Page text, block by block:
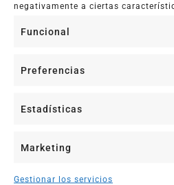
negativamente a ciertas
Funcional
Preferencias
Estadísticas
Marketing
Gestionar los servicios